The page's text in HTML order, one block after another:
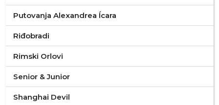
Putovanja Alexandrea Ícara
Riđobradi
Rimski Orlovi
Senior & Junior
Shanghai Devil